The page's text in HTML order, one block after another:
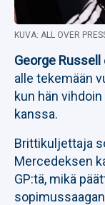
KUVA: ALL OVER
George Russell
alle tekemään
kun hän
kanssa.
Brittikuljettaja
Mercedeksen
GP:tä, mikä